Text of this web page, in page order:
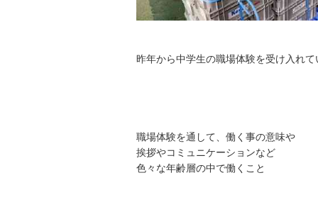
昨年から中学生の職場体験を受け入れて
職場体験を通して、働く事の意味や
挨拶やコミュニケーションなど
色々な年齢層の中で働くこと